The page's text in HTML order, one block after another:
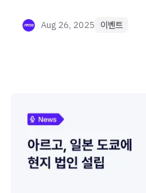
전략과 인사이트를 공유합니다.
Aug 26, 2025 이벤트